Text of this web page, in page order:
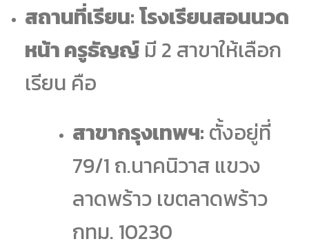
สถานที่เรียน:โรงเรียนสอนนวด
หน้า ครูธัญญ์มี 2 สาขาให้เลือก
เรียน คือ
สาขากรุงเทพฯ: ตั้งอยู่ที่
79/1 ถ.นาคนิวาส แขวง
ลาดพร้าว เขตลาดพร้าว
กทม. 10230